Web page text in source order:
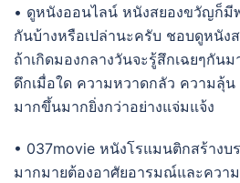
• ดูหนังออนไลน์ หนังสยองขวัญก็มี
กันบ้างหรือเปล่านะครับ ชอบดูหนั
ถ้าเกิดมองกลางวันจะรู้สึกเฉยๆกัน
ดึกเมื่อใด ความหวาดกลัว ความลุ้น
มากขึ้นมากยิ่งกว่าอย่างแจ่มแจ้ง
• 037movie หนังโรแมนติกสร้างบ
มากมายต้องอาศัยอารมณ์และควา